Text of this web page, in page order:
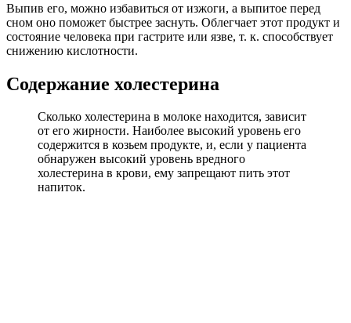
Выпив его, можно избавиться от изжоги, а выпитое перед
сном оно поможет быстрее заснуть. Облегчает этот продукт и
состояние человека при гастрите или язве, т. к. способствует
снижению кислотности.
Содержание холестерина
Сколько холестерина в молоке находится, зависит
от его жирности. Наиболее высокий уровень его
содержится в козьем продукте, и, если у пациента
обнаружен высокий уровень вредного
холестерина в крови, ему запрещают пить этот
напиток.